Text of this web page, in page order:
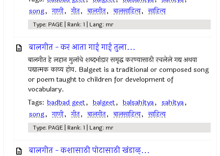
song, गाणी, गीत, बालगीत, बालसाहित्य, साहित्य
Type: PAGE | Rank: 1 | Lang: mr
बालगीत - कर आता गाई गाई तुला...
बालगीत हे लहान मुलांचे शब्दभांडार समृद्ध करण्यासाठी रचलेले गद्य अथवा
पद्यात्मक काव्य होय. Balgeet is a traditional or composed song
or poem taught to children for development of
vocabulary.
Tags: badbad geet, balgeet, balsahitya, sahitya,
song, गाणी, गीत, बालगीत, बालसाहित्य, साहित्य
Type: PAGE | Rank: 1 | Lang: mr
बालगीत - कशासाठी पोटासाठी खंडाळ्...